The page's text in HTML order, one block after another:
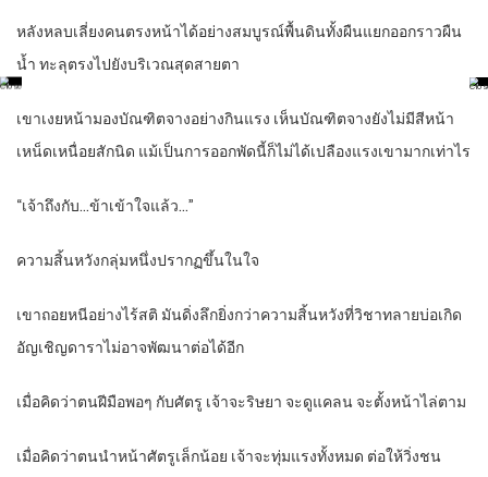
หลังหลบเลี่ยงคนตรงหน้าได้อย่างสมบูรณ์พื้นดินทั้งผืนแยกออกราวผืน
น้ำ ทะลุตรงไปยังบริเวณสุดสายตา
เขาเงยหน้ามองบัณฑิตจางอย่างกินแรง เห็นบัณฑิตจางยังไม่มีสีหน้า
เหน็ดเหนื่อยสักนิด แม้เป็นการออกพัดนี้ก็ไม่ได้เปลืองแรงเขามากเท่าไร
“เจ้าถึงกับ…ข้าเข้าใจแล้ว…”
ความสิ้นหวังกลุ่มหนึ่งปรากฏขึ้นในใจ
เขาถอยหนีอย่างไร้สติ มันดิ่งลึกยิ่งกว่าความสิ้นหวังที่วิชาทลายบ่อเกิด
อัญเชิญดาราไม่อาจพัฒนาต่อได้อีก
เมื่อคิดว่าตนฝีมือพอๆ กับศัตรู เจ้าจะริษยา จะดูแคลน จะตั้งหน้าไล่ตาม
เมื่อคิดว่าตนนำหน้าศัตรูเล็กน้อย เจ้าจะทุ่มแรงทั้งหมด ต่อให้วิ่งชน